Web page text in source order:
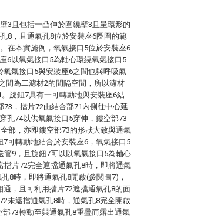
3且包括一凸伸於圍繞壁3且呈環形的
8，且通氣孔8位於安裝座6圈圍的範
在本實施例，氧氣接口5位於安裝座6
6以氧氣接口5為軸心環繞氧氣接口5
氣接口5與安裝座6之間也與呼吸氣
間為二濾材2的間隔空間，所以濾材
旋鈕7具有一可轉動地與安裝座6結
，擋片72由結合部71內側往中心延
孔74以供氧氣接口5穿伸，鏤空部73
部，亦即鏤空部73的形狀大致與通氣
可轉動地結合於安裝座6，氧氣接口5
9，且旋鈕7可以以氧氣接口5為軸心
片72完全遮擋通氣孔8時，即將通氣
8時，即將通氣孔8開啟(參閱圖7)，
，且可利用擋片72遮擋通氣孔8的面
未遮擋通氣孔8時，通氣孔8完全開啟
73轉動至與通氣孔8重疊而露出通氣